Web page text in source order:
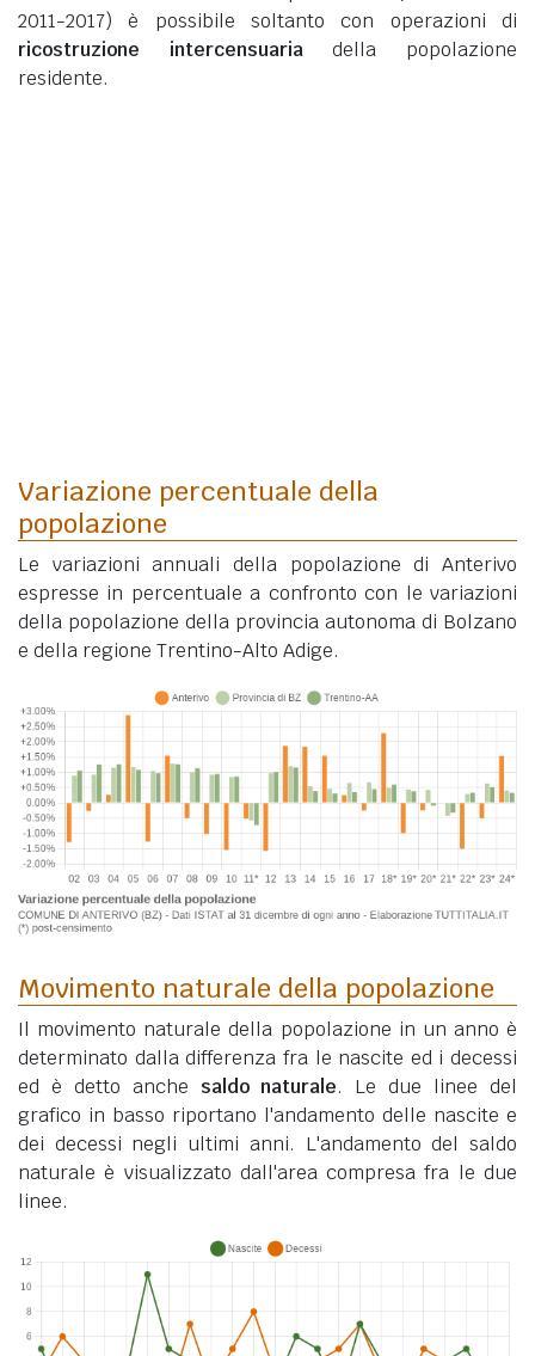
2011-2017) è possibile soltanto con operazioni di
ricostruzione intercensuariadella popolazione
residente.
Variazione percentuale della
popolazione
Le variazioni annuali della popolazione di Anterivo
espresse in percentuale a confronto con le variazioni
della popolazione della provincia autonoma di Bolzano
e della regione Trentino-Alto Adige.
Movimento naturale della popolazione
Il movimento naturale della popolazione in un anno è
determinato dalla differenza fra le nascite ed i decessi
ed è detto anche saldo naturale. Le due linee del
grafico in basso riportano l'andamento delle nascite e
dei decessi negli ultimi anni. L'andamento del saldo
naturale è visualizzato dall'area compresa fra le due
linee.